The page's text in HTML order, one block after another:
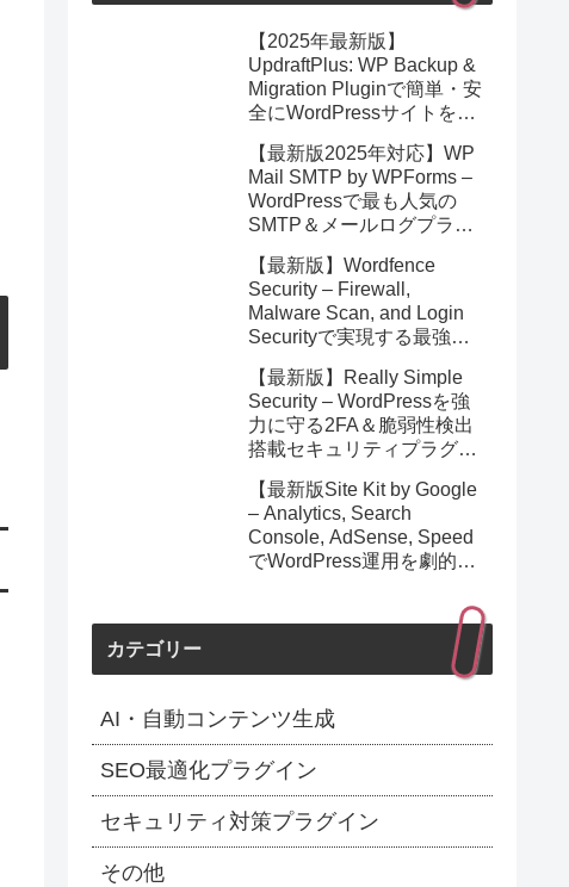
【2025年最新版】
UpdraftPlus: WP Backup &
Migration Pluginで簡単・安
全にWordPressサイトを即
【最新版2025年対応】WP
Mail SMTP by WPForms –
WordPressで最も人気の
SMTP＆メールログプラグ
ル配信を簡単実現
【最新版】Wordfence
Security – Firewall,
Malware Scan, and Login
Securityで実現する最強の
【2025年4月更新】
【最新版】Really Simple
Security – WordPressを強
力に守る2FA＆脆弱性検出
搭載セキュリティプラグイ
【最新版Site Kit by Google
– Analytics, Search
Console, AdSense, Speed
でWordPress運用を劇的に
カテゴリー
AI・自動コンテンツ生成
SEO最適化プラグイン
セキュリティ対策プラグイン
その他